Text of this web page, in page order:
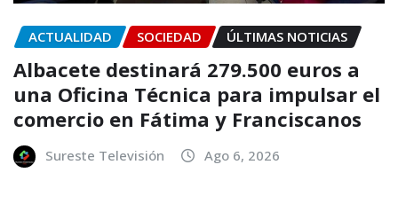
ACTUALIDAD SOCIEDAD ÚLTIMAS NOTICIAS
Albacete destinará 279.500 euros a
una Oficina Técnica para impulsar el
comercio en Fátima y Franciscanos
Sureste Televisión Ago 6, 2026